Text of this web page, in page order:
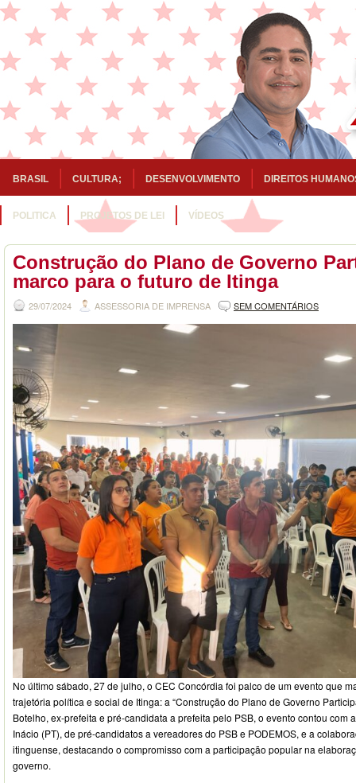
BRASIL CULTURA; DESENVOLVIMENTO DIREITOS
POLITICA PROJETOS DE LEI VÍDEOS
Construção do Plano de Governo
marco para o futuro de Itinga
29/07/2024 ASSESSORIA DE IMPRENSA SEM COMENTÁRIOS
No último sábado, 27 de julho, o CEC Concórdia foi palco de um evento que
trajetória política e social de Itinga: a “Construção do Plano de Governo
Botelho, ex-prefeita e pré-candidata a prefeita pelo PSB, o evento contou com
Inácio (PT), de pré-candidatos a vereadores do PSB e PODEMOS, e a
itinguense, destacando o compromisso com a participação popular na
governo.